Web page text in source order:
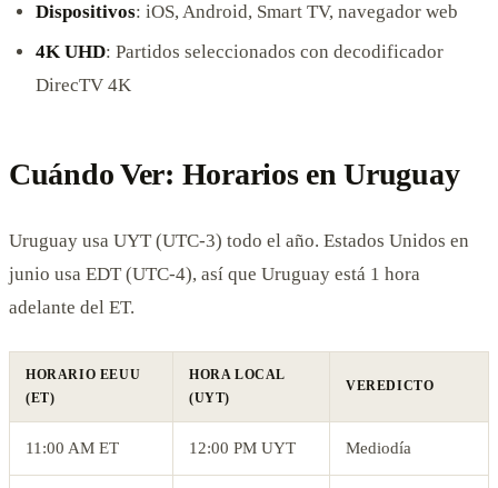
Dispositivos: iOS, Android, Smart TV, navegador web
4K UHD: Partidos seleccionados con decodificador
DirecTV 4K
Cuándo Ver: Horarios en Uruguay
Uruguay usa UYT (UTC-3) todo el año. Estados Unidos en
junio usa EDT (UTC-4), así que Uruguay está 1 hora
adelante del ET.
HORARIO EEUU
(ET)
HORA LOCAL
(UYT)
VEREDICTO
11:00 AM ET 12:00 PM UYT Mediodía